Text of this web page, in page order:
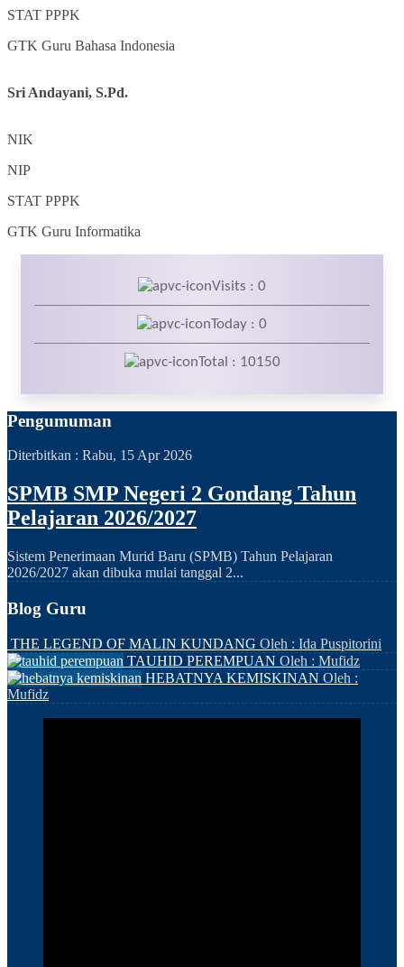
STAT PPPK
GTK Guru Bahasa Indonesia
Sri Andayani, S.Pd.
NIK
NIP
STAT PPPK
GTK Guru Informatika
Visits : 0
Today : 0
Total : 10150
Pengumuman
Diterbitkan : Rabu, 15 Apr 2026
SPMB SMP Negeri 2 Gondang Tahun
Pelajaran 2026/2027
Sistem Penerimaan Murid Baru (SPMB) Tahun Pelajaran
2026/2027 akan dibuka mulai tanggal 2...
Blog Guru
THE LEGEND OF MALIN KUNDANG Oleh : Ida Puspitorini
TAUHID PEREMPUAN Oleh : Mufidz
HEBATNYA KEMISKINAN Oleh :
Mufidz